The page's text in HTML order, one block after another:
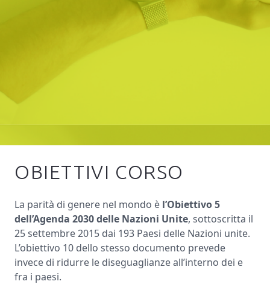
OBIETTIVI CORSO
La parità di genere nel mondo è l’Obiettivo 5
dell’Agenda 2030 delle Nazioni Unite, sottoscritta il
25 settembre 2015 dai 193 Paesi delle Nazioni unite.
L’obiettivo 10 dello stesso documento prevede
invece di ridurre le diseguaglianze all’interno dei e
fra i paesi.